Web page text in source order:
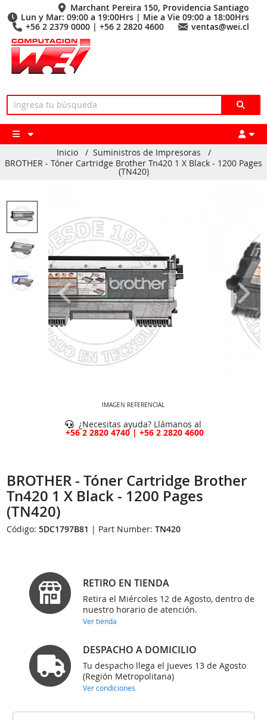
Marchant Pereira 150, Providencia Santiago
Lun y Mar: 09:00 a 19:00Hrs | Mie a Vie 09:00 a 18:00Hrs
+56 2 2379 0000 | +56 2 2820 4600
ventas@wei.cl
Inicio / Suministros de Impresoras
/
BROTHER - Tóner Cartridge Brother Tn420 1 X Black - 1200 Pages
(TN420)
IMAGEN REFERENCIAL
¿Necesitas ayuda? Llámanos al
+56 2 2820 4740 | +56 2 2820 4600
BROTHER - Tóner Cartridge Brother
Tn420 1 X Black - 1200 Pages
(TN420)
Código:5DC1797B81 | Part Number:TN420
RETIRO EN TIENDA
Retira el Miércoles 12 de Agosto, dentro de
nuestro horario de atención.
Ver tienda
DESPACHO A DOMICILIO
Tu despacho llega el Jueves 13 de Agosto
(Región Metropolitana)
Ver condiciones